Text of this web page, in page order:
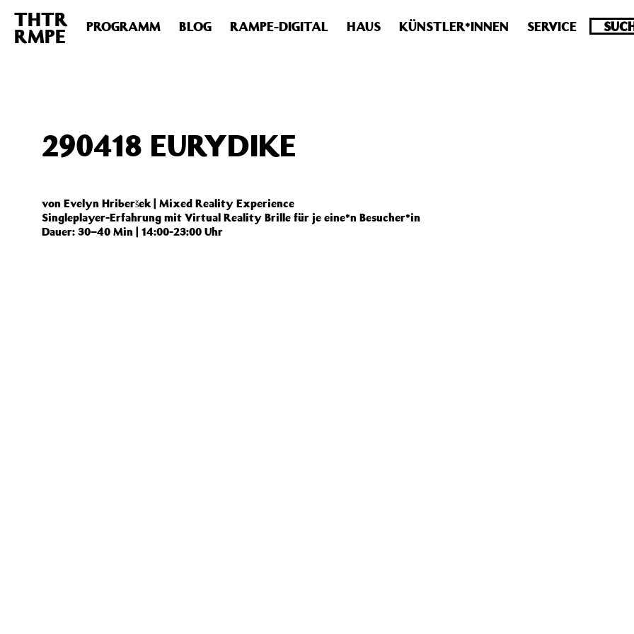
Deprecated : Die Funktion post_permalink ist seit Version 4.4.0 veraltet! Verwende stattdessen get_permalink(). in /
includes/functions.phpon line6031
THTR
RMPE PROGRAMM BLOG RAMPE-DIGITAL HAUS KÜNSTLER*INNEN SERVICE
290418 EURYDIKE
von Evelyn Hriberšek | Mixed Reality Experience
Singleplayer-Erfahrung mit Virtual Reality Brille für je eine*n Besucher*in
Dauer: 30–40 Min | 14:00-23:00 Uhr